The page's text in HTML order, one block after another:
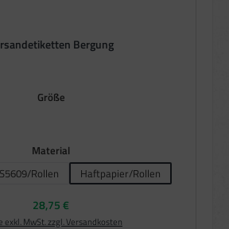
Bergung
Größeauswählen
Material
Rollen
Haftpapier/Rollen
Regulärer Preis:
28,75 €
exkl. MwSt. zzgl. Versandkosten